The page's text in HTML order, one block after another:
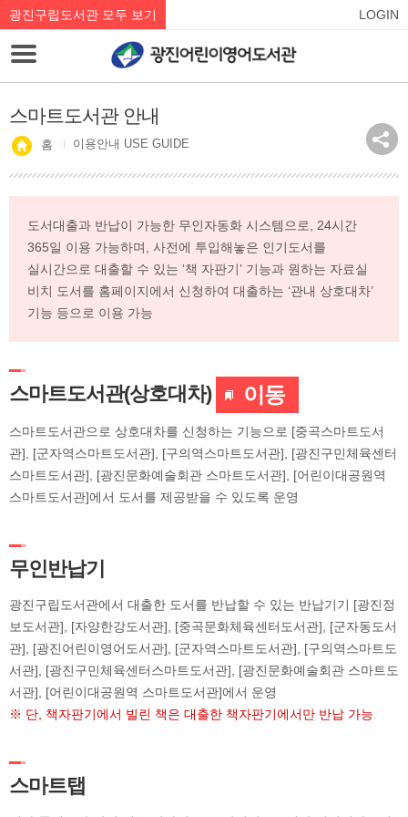
광진구립도서관 모두 보기 LOGIN
스마트도서관 안내
홈 이용안내 USE GUIDE
도서대출과 반납이 가능한 무인자동화 시스템으로, 24시간
365일 이용 가능하며, 사전에 투입해놓은 인기도서를
실시간으로 대출할 수 있는 ‘책 자판기’ 기능과 원하는 자료실
비치 도서를 홈페이지에서 신청하여 대출하는 ‘관내 상호대차’
기능 등으로 이용 가능
스마트도서관(상호대차) 이동
스마트도서관으로 상호대차를 신청하는 기능으로 [중곡스마트도서
관], [군자역스마트도서관], [구의역스마트도서관], [광진구민체육센터
스마트도서관], [광진문화예술회관 스마트도서관], [어린이대공원역
스마트도서관]에서 도서를 제공받을 수 있도록 운영
무인반납기
광진구립도서관에서 대출한 도서를 반납할 수 있는 반납기기 [광진정
보도서관], [자양한강도서관], [중곡문화체육센터도서관], [군자동도서
관], [광진어린이영어도서관], [군자역스마트도서관], [구의역스마트도
서관], [광진구민체육센터스마트도서관], [광진문화예술회관 스마트도
서관], [어린이대공원역 스마트도서관]에서 운영
※ 단, 책자판기에서 빌린 책은 대출한 책자판기에서만 반납 가능
스마트탭